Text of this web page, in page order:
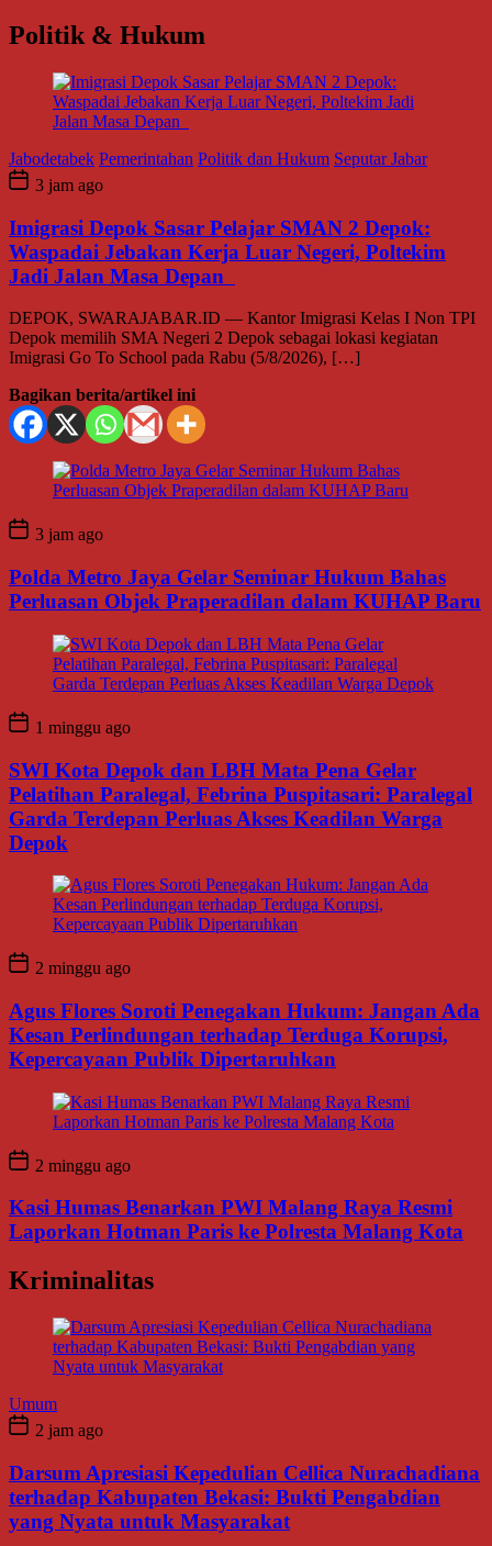
Politik & Hukum
Jabodetabek Pemerintahan Politik dan Hukum Seputar Jabar
3 jam ago
Imigrasi Depok Sasar Pelajar SMAN 2 Depok:
Waspadai Jebakan Kerja Luar Negeri, Poltekim
Jadi Jalan Masa Depan
DEPOK, SWARAJABAR.ID — Kantor Imigrasi Kelas I Non TPI
Depok memilih SMA Negeri 2 Depok sebagai lokasi kegiatan
Imigrasi Go To School pada Rabu (5/8/2026), […]
Bagikan berita/artikel ini
3 jam ago
Polda Metro Jaya Gelar Seminar Hukum Bahas
Perluasan Objek Praperadilan dalam KUHAP Baru
1 minggu ago
SWI Kota Depok dan LBH Mata Pena Gelar
Pelatihan Paralegal, Febrina Puspitasari: Paralegal
Garda Terdepan Perluas Akses Keadilan Warga
Depok
2 minggu ago
Agus Flores Soroti Penegakan Hukum: Jangan Ada
Kesan Perlindungan terhadap Terduga Korupsi,
Kepercayaan Publik Dipertaruhkan
2 minggu ago
Kasi Humas Benarkan PWI Malang Raya Resmi
Laporkan Hotman Paris ke Polresta Malang Kota
Kriminalitas
Umum
2 jam ago
Darsum Apresiasi Kepedulian Cellica Nurachadiana
terhadap Kabupaten Bekasi: Bukti Pengabdian
yang Nyata untuk Masyarakat